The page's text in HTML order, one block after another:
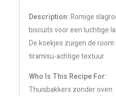
Description:Romige
biscuits voor een luchtige
De koekjes zuigen de
tiramisu‑achtige textuur.
Who Is This Recipe For:
Thuisbakkers zonder oven